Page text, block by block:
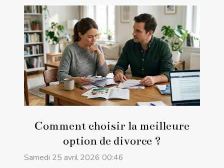
Comment choisir la meilleure
option de divorce ?
Samedi 25 avril 2026 00:46